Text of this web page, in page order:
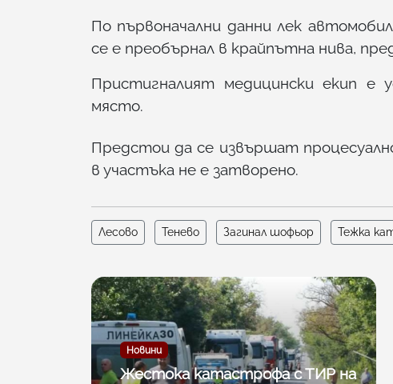
По първоначални данни лек
се е преобърнал в крайпътна нива,
Пристигналият медицински екип е
място.
Предстои да се извършат
в участъка не е затворено.
Лесово Тенево Загинал шофьор Тежка
Новини
Жестока катастрофа с ТИР на